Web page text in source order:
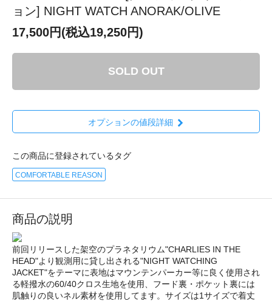
ョン] NIGHT WATCH ANORAK/OLIVE
17,500円(税込19,250円)
SOLD OUT
オプションの値段詳細
この商品に登録されているタグ
COMFORTABLE REASON
商品の説明
前回リリースした架空のプラネタリウム"CHARLIES IN THE
HEAD"より観測用に貸し出される"NIGHT WATCHING
JACKET"をテーマに表地はマウンテンパーカー等に良く使用され
る軽撥水の60/40クロス生地を使用、フード裏・ポケット裏には
肌触りの良いネル素材を使用してます。サイズは1サイズで着丈